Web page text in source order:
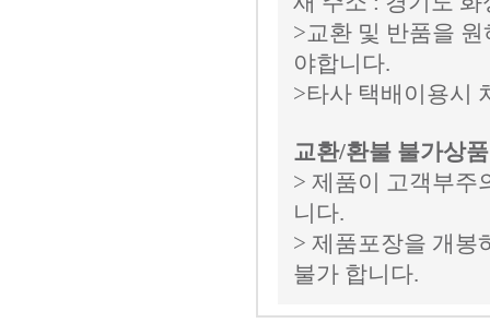
>교환 및 반품을
야합니다.
>타사 택배이용시
교환/환불 불가상품
> 제품이 고객부주
니다.
> 제품포장을 개봉
불가 합니다.